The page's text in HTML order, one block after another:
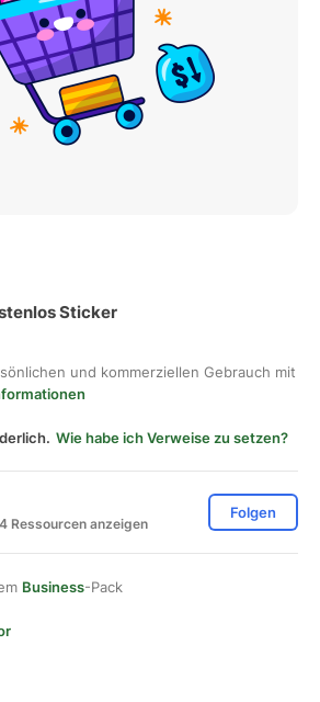
Sticker
und kommerziellen Gebrauch mit
Wie habe ich Verweise zu setzen?
Ressourcen anzeigen
Folgen
Business-Pack